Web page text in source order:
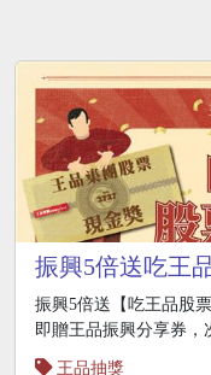
振興5倍送吃王
振興5倍送【吃王品股
即贈王品振興分享券
王品抽獎